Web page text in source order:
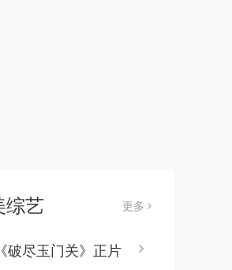
综艺 更多
《破尽玉门关》正片